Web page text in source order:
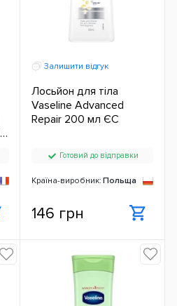
Залишити відгук
Лосьйон для тіла
Vaseline Advanced
Repair 200 мл ЄС
Готовий до відправки
Країна-виробник: Польща
146 грн